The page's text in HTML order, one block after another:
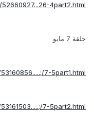
4part2.html
حلقة 7 مايو
7-5part1.html
7-5part2.html